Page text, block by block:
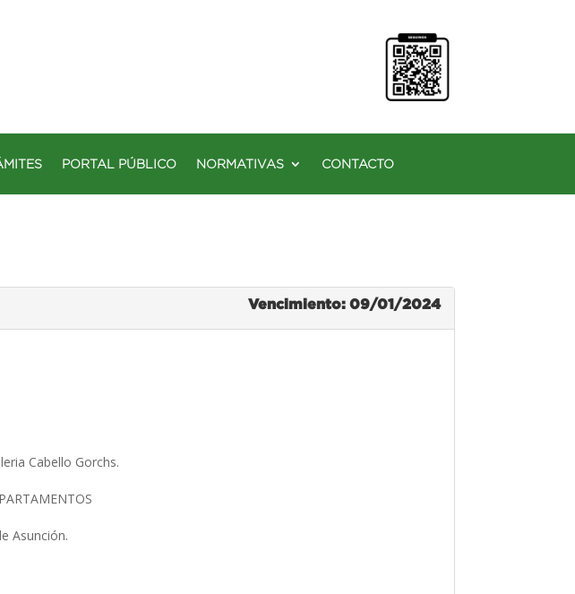
PORTAL PÚBLICO NORMATIVAS CONTACTO
Vencimiento: 09/01/2024
Cabello Gorchs.
Asunción.